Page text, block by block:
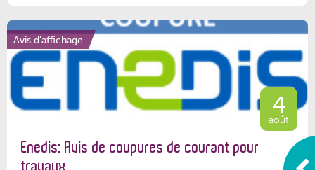
Avis d'affichage
4
août
Enedis: Avis de coupures de courant pour
travaux